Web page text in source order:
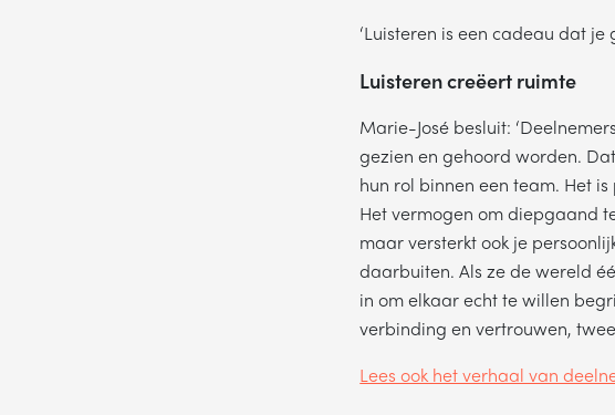
‘Luisteren is een cadeau dat je
Luisteren creëert ruimte
Marie-José besluit:
gezien en gehoord worden.
hun rol binnen een team. Het
Het vermogen om diepgaand
maar versterkt ook je
daarbuiten. Als ze de wereld
in om elkaar echt te willen
verbinding en vertrouwen,
Lees ook het verhaal van
Wij